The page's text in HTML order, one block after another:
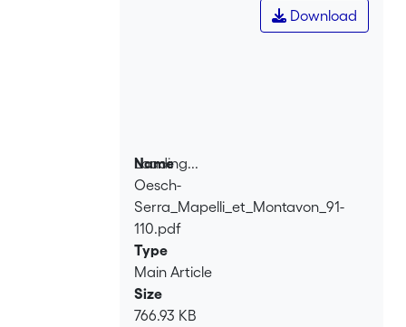
Loading...
Loading...
Download
Name
Oesch-
Serra_Mapelli_et_Montavon_91-
110.pdf
Type
Main Article
Size
766.93 KB